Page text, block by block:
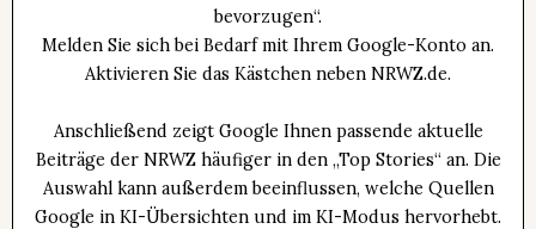
bevorzugen“.
Melden Sie sich bei Bedarf mit Ihrem Google-Konto an.
Aktivieren Sie das Kästchen neben NRWZ.de.
Anschließend zeigt Google Ihnen passende aktuelle
Beiträge der NRWZ häufiger in den „Top Stories“ an. Die
Auswahl kann außerdem beeinflussen, welche Quellen
Google in KI-Übersichten und im KI-Modus hervorhebt.